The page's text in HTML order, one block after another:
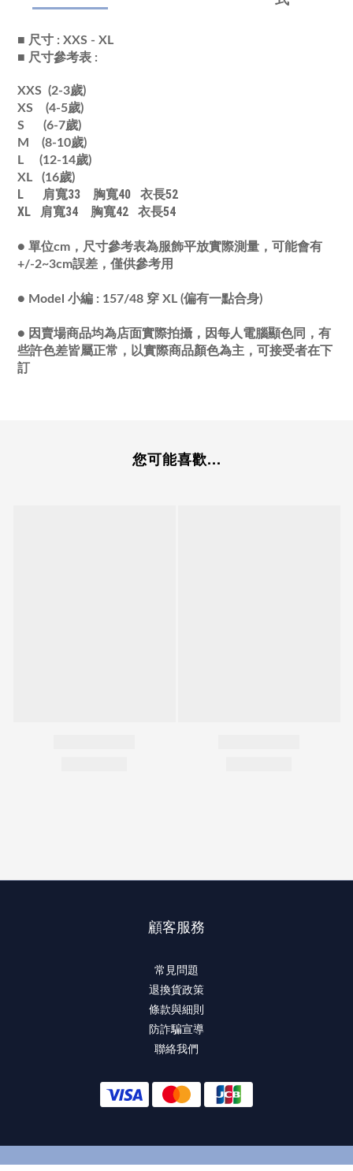
■ 尺寸 : XXS - XL
■ 尺寸參考表 :
XXS (2-3歲)
XS (4-5歲)
S (6-7歲)
M (8-10歲)
L (12-14歲)
XL (16歲)
L 肩寬33 胸寬40 衣長52
XL 肩寬34 胸寬42 衣長54
● 單位cm，尺寸參考表為服飾平放實際測量，可能會有
+/-2~3cm誤差，僅供參考用
● Model 小編 : 157/48 穿 XL (偏有一點合身)
● 因賣場商品均為店面實際拍攝，因每人電腦顯色同，有
些許色差皆屬正常，以實際商品顏色為主，可接受者在下
訂
您可能喜歡...
顧客服務
常見問題
退換貨政策
條款與細則
防詐騙宣導
聯絡我們